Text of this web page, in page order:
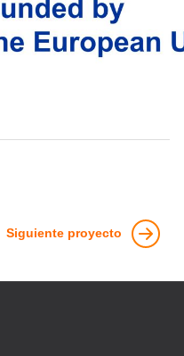
Siguiente proyecto